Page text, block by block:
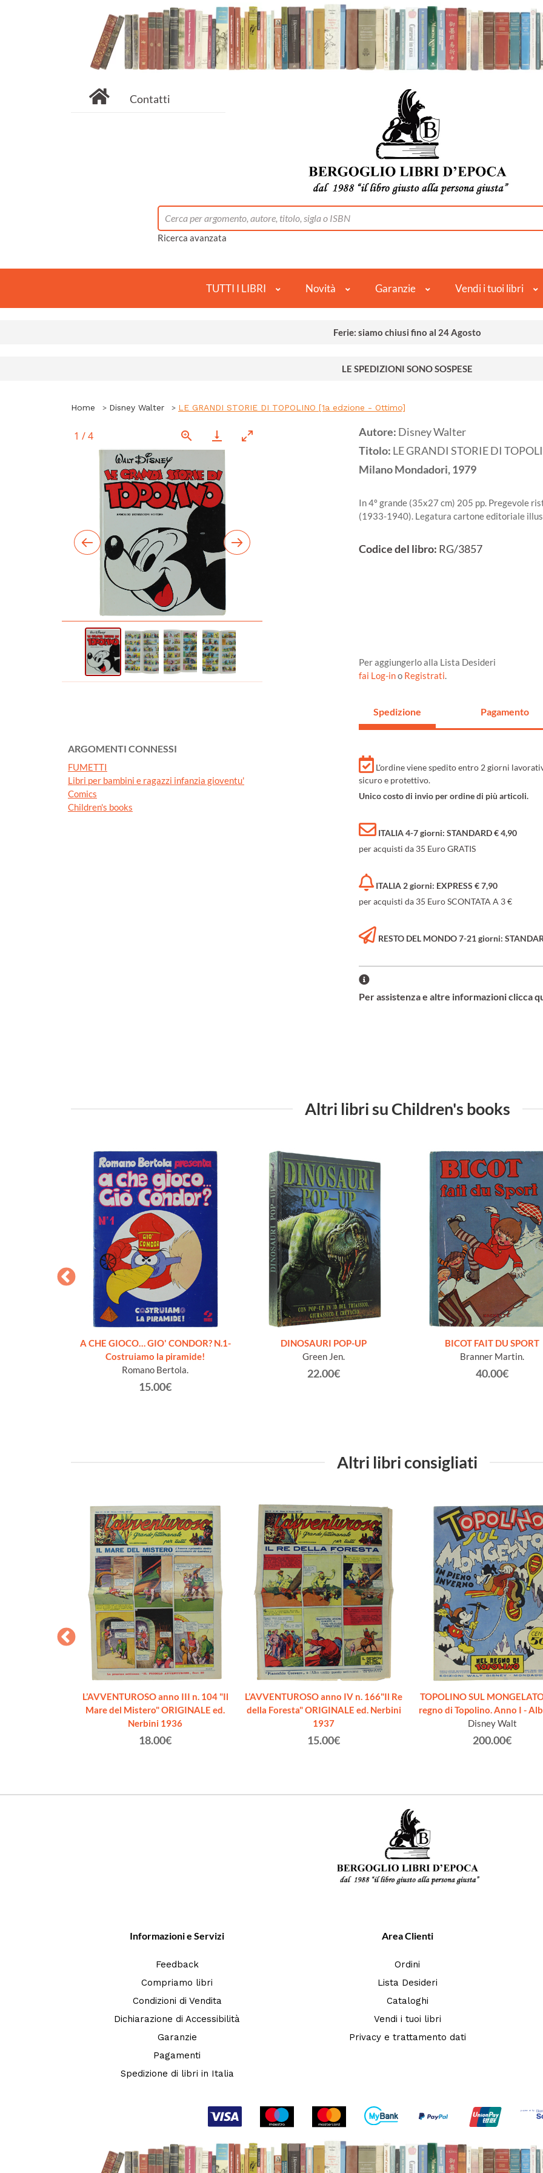
Contatti
Ricerca avanzata
TUTTI I LIBRI Novità Garanzie Vendi i tuoi libri
Ferie: siamo chiusi fino al 24 Agosto
LE SPEDIZIONI SONO SOSPESE
Home Disney Walter LE GRANDI STORIE DI TOPOLINO [1a edzione - Ottimo]
1 /4
ARGOMENTI CONNESSI
FUMETTI
Libri per bambini e ragazzi infanzia gioventu'
Comics
Children's books
Autore: Disney Walter
Titolo: LE GRANDI STORIE DI
MilanoMondadori,1979
In 4º grande (35x27 cm) 205 pp. Pregevole
(1933-1940). Legatura cartone editoriale
Codice del libro: RG/3857
Per aggiungerlo alla Lista Desideri
fai Log-ino Registrati.
Spedizione Pagamento
L'ordine viene spedito entro 2 giorni
sicuro e protettivo.
Unico costo di invio per ordine di più articoli.
ITALIA 4-7 giorni: STANDARD € 4,90
per acquisti da 35 Euro GRATIS
ITALIA 2 giorni: EXPRESS € 7,90
per acquisti da 35 Euro SCONTATA A 3 €
RESTO DEL MONDO 7-21 giorni:
Per assistenza e altre informazioni clicca
Altri libri su Children's books
A CHE GIOCO… GIO' CONDOR? N.1-
Costruiamo la piramide!
Romano Bertola.
15.00€
DINOSAURI POP-UP
Green Jen.
22.00€
BICOT FAIT DU SPORT
Branner Martin.
40.00€
Altri libri consigliati
L’AVVENTUROSO anno III n. 104 "Il
Mare del Mistero" ORIGINALE ed.
Nerbini 1936
18.00€
L’AVVENTUROSO anno IV n. 166"Il Re
della Foresta" ORIGINALE ed. Nerbini
1937
15.00€
TOPOLINO SUL
regno di Topolino. Anno I -
Disney Walt
200.00€
Informazioni e Servizi
Feedback
Compriamo libri
Condizioni di Vendita
Dichiarazione di Accessibilità
Garanzie
Pagamenti
Spedizione di libri in Italia
Area Clienti
Ordini
Lista Desideri
Cataloghi
Vendi i tuoi libri
Privacy e trattamento dati